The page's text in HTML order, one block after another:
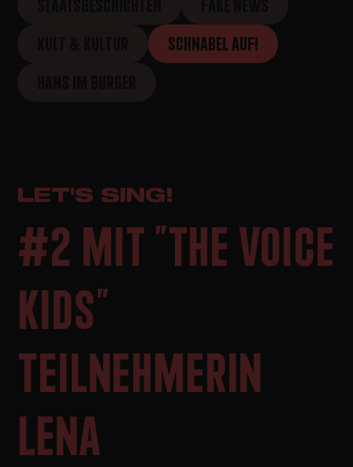
SCHNABEL AUF!
LET'S SING!
#2 MIT "THE VOICE
KIDS"
TEILNEHMERIN
LENA